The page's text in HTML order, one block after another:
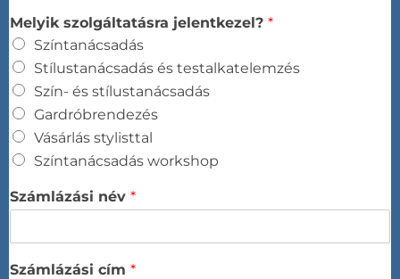
Melyik szolgáltatásra jelentkezel? *
Színtanácsadás​
Stílustanácsadás és testalkatelemzés​
Szín- és stílustanácsadás​
Gardróbrendezés​
Vásárlás stylisttal​
Színtanácsadás workshop​
Számlázási név *
Számlázási cím *